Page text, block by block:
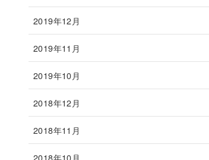
2019年12月
2019年11月
2019年10月
2018年12月
2018年11月
2018年10月